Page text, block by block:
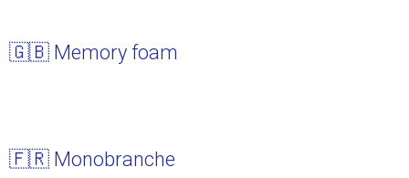
🇬🇧 Memory foam
🇫🇷 Monobranche